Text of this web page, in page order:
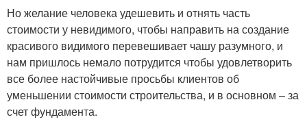
Но желание человека удешевить и отнять часть
стоимости у невидимого, чтобы направить на создание
красивого видимого перевешивает чашу разумного, и
нам пришлось немало потрудится чтобы удовлетворить
все более настойчивые просьбы клиентов об
уменьшении стоимости строительства, и в основном – за
счет фундамента.